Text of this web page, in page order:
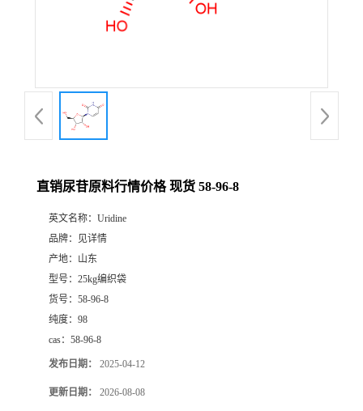
直销尿苷原料行情价格 现货 58-96-8
英文名称： Uridine
品牌：
见详情
产地： 山东
型号： 25kg编织袋
货号： 58-96-8
纯度： 98
cas： 58-96-8
发布日期： 2025-04-12
更新日期： 2026-08-08